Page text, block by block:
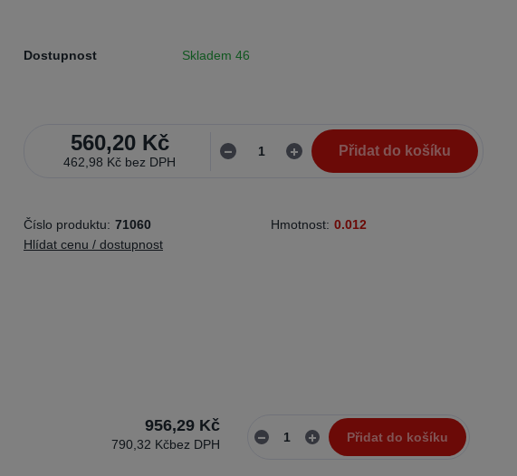
Dostupnost Skladem 46
560,20 Kč
462,98 Kč bez DPH
Přidat do košíku
Číslo produktu: 71060 Hmotnost: 0.012
Hlídat cenu / dostupnost
956,29 Kč
790,32 Kčbez DPH Přidat do košíku